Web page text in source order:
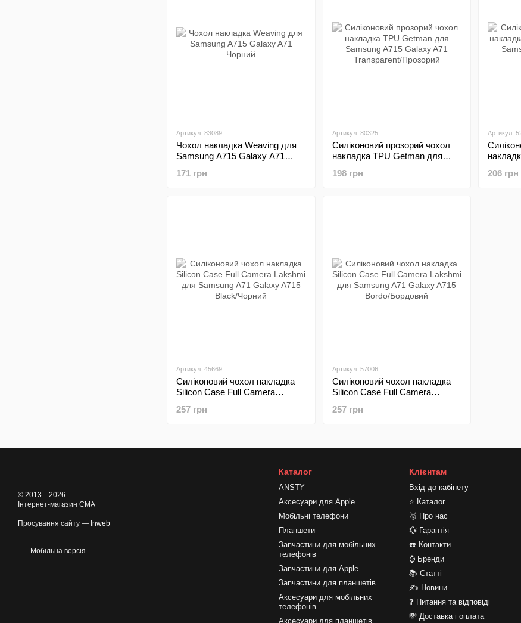
Артикул: 83089
Чохол накладка Weaving для
Samsung A715 Galaxy A71
171 грн
Артикул: 80325
Силіконовий прозорий чохол
накладка TPU Getman для
Transparent/Прозорий
198 грн
Артикул:
206 грн
Артикул: 45669
Силіконовий чохол накладка
Silicon Case Full Camera
Galaxy A715 Black/Чорний
257 грн
Артикул: 57006
Силіконовий чохол накладка
Silicon Case Full Camera
Galaxy A715 Bordo/Бордовий
257 грн
© 2013—2026
Інтернет-магазин CMA
Просування сайту — Inweb
Мобільна версія
Каталог
ANSTY
Аксесуари для Apple
Мобільні телефони
Планшети
Запчастини для мобільних
телефонів
Запчастини для Apple
Запчастини для планшетів
Аксесуари для мобільних
телефонів
Аксесуари для планшетів
Клієнтам
Вхід до кабінету
⭐ Каталог
🥇 Про нас
💱 Гарантія
☎️ Контакти
⌚ Бренди
📚 Статті
✍ Новини
❓ Питання та відповіді
💸 Доставка і оплата